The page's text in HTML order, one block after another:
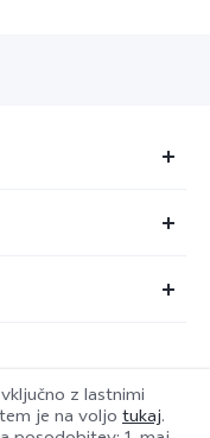
z lastnimi
je na voljo tukaj.